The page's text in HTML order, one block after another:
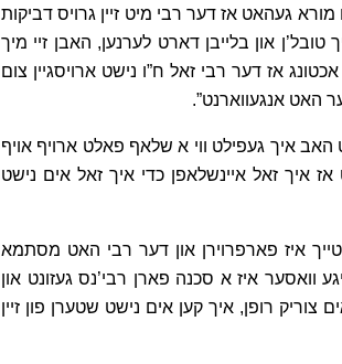
געהאט אז דער רבי מיט זיין גרויס דביקות
טובל’ן און בלייבן דארט לערנען, האבן זיי מיך
אז דער רבי זאל ח”ו נישט ארויסגיין צום
האט אנגעווארנט”.
האב איך געפילט ווי א שלאף פאלט ארויף אויף
איך זאל איינשלאפן כדי איך זאל אים נישט
טייך איז פארפרוירן און דער רבי האט מסתמא
וואסער איז א סכנה פארן רבי’נס געזונט און
צוריק רופן, איך קען אים נישט שטערן פון זיין